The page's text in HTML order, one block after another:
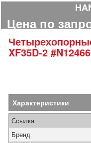
Цена по
XF35D-2 #N12466
Характеристики
Ссылка
Бренд